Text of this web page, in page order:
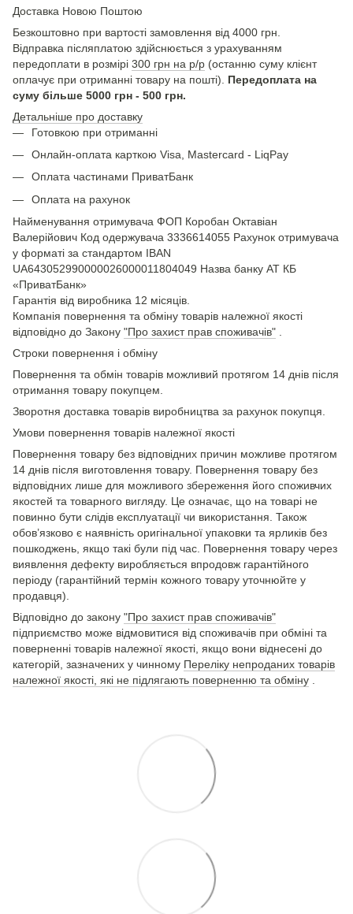
Доставка Новою Поштою
Безкоштовно при вартості замовлення від 4000 грн.
Відправка післяплатою здійснюється з урахуванням
передоплати в розмірі 300 грн на р/р (останню суму клієнт
оплачує при отриманні товару на пошті). Передоплата на
суму більше 5000 грн - 500 грн.
Детальніше про доставку
Готовкою при отриманні
Онлайн-оплата карткою Visa, Mastercard - LiqPay
Оплата частинами ПриватБанк
Оплата на рахунок
Найменування отримувача ФОП Коробан Октавіан
Валерійович Код одержувача 3336614055 Рахунок отримувача
у форматі за стандартом IBAN
UA643052990000026000011804049 Назва банку АТ КБ
«ПриватБанк»
Гарантія від виробника 12 місяців.
Компанія повернення та обміну товарів належної якості
відповідно до Закону "Про захист прав споживачів"
Строки повернення і обміну
Повернення та обмін товарів можливий протягом 14 днів після
отримання товару покупцем.
Зворотня доставка товарів виробництва за рахунок покупця.
Умови повернення товарів належної якості
Повернення товару без відповідних причин можливе протягом
14 днів після виготовлення товару. Повернення товару без
відповідних лише для можливого збереження його споживчих
якостей та товарного вигляду. Це означає, що на товарі не
повинно бути слідів експлуатації чи використання. Також
обов’язково є наявність оригінальної упаковки та ярликів без
пошкоджень, якщо такі були під час. Повернення товару через
виявлення дефекту виробляється впродовж гарантійного
періоду (гарантійний термін кожного товару уточнюйте у
продавця).
Відповідно до закону "Про захист прав споживачів"
підприємство може відмовитися від споживачів при обміні та
поверненні товарів належної якості, якщо вони віднесені до
категорій, зазначених у чинному Переліку непроданих товарів
належної якості, які не підлягають поверненню та обміну